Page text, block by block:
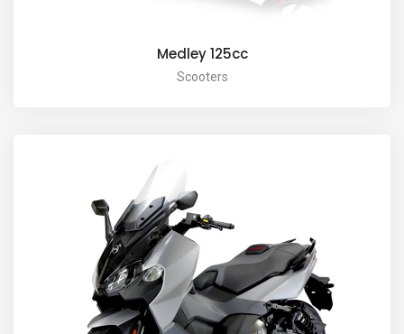
Medley 125cc
Scooters